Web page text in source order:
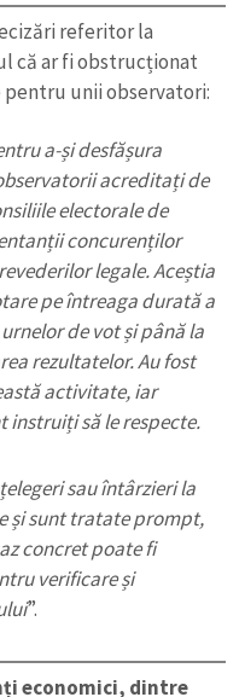
referitor la
că ar fi obstrucționat
unii observatori:
a-și desfășura
acreditați de
electorale de
concurenților
legale. Aceștia
pe întreaga durată a
de vot și până la
rezultatelor. Au fost
activitate, iar
instruiți să le respecte.
sau întârzieri la
și sunt tratate prompt,
concret poate fi
verificare și
”.
economici, dintre